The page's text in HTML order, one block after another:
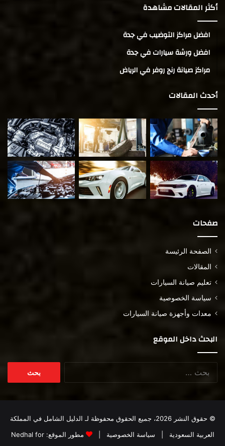
أكثر المقالات مشاهدة
افضل مراكز التوضيب في جدة
افضل ورشة سيارات في جدة
مراكز صيانة رنج روفر في الرياض
أحدث المقالات
صفحات
الصفحة الرئيسة
المقالات
تعليم صيانة السيارات
سياسة الخصوصية
معدات وأجهزة صيانة السيارات
البحث داخل الموقع
© حقوق النشر 2026، جميع الحقوق محفوظة لـ
الدليل الشامل في المملكة
العربية السعودية
سياسة الخصوصية | مطور الموقع:Nedhal for